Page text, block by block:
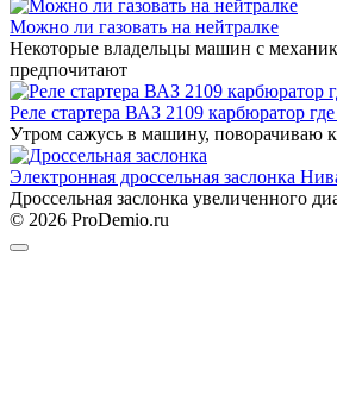
Можно ли газовать на нейтралке
Некоторые владельцы машин с
предпочитают
Реле стартера ВАЗ 2109 карбюратор
Утром сажусь в машину, поворачиваю
Электронная дроссельная заслонка
Дроссельная заслонка увеличенного
© 2026 ProDemio.ru